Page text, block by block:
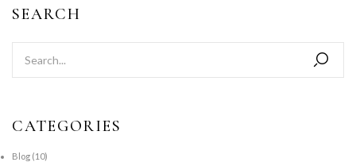
SEARCH
CATEGORIES
Blog (10)